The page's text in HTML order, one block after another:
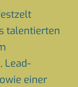
talentierten
Lead-
einer